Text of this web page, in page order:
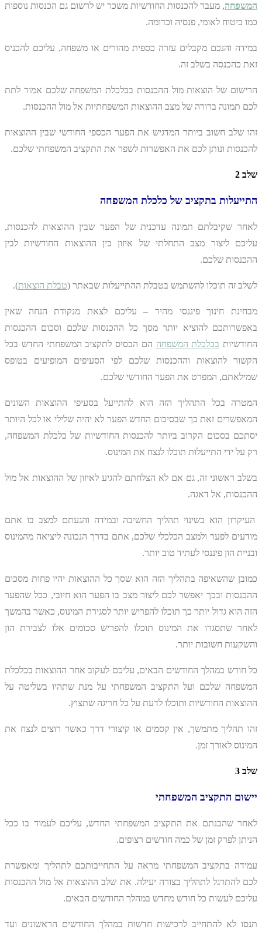
המשפחה, מעבר להכנסות החודשיות משכר יש לרשום גם הכנסות נוספות
כמו ביטוח לאומי, פנסיה וכדומה.
במידה והנכם מקבלים עזרה כספית מהורים או משפחה, עליכם להכניס
זאת כהכנסה בשלב זה.
הרישום של הוצאות מול ההכנסות בכלכלת המשפחה שלכם אמור לתת
לכם תמונה ברורה של מצב ההוצאות המשפחתיות אל מול ההכנסות.
זהו שלב חשוב ביותר המדגיש את הפער הכספי החודשי שבין ההוצאות
להכנסות ונותן לכם את האפשרות לשפר את התקציב המשפחתי שלכם.
שלב 2
התייעלות בתקציב של כלכלת המשפחה
לאחר שקיבלתם תמונה עדכנית של הפער שבין ההוצאות להכנסות,
עליכם ליצור מצב התחלתי של איזון בין ההוצאות החודשיות לבין
ההכנסות שלכם.
לשלב זה תוכלו להשתמש בטבלת ההתייעלות שבאתר (טבלת הוצאות).
מבחינת חינוך פיננסי מהיר – עליכם לצאת מנקודת הנחה שאין
באפשרותכם להוציא יותר מסך כל ההכנסות שלכם וסכום ההכנסות
החודשיות בכלכלת המשפחה הם הבסיס לתקציב המשפחתי החדש בכל
הקשור להוצאות וההכנסות שלכם לפי הסעיפים המופיעים בטופס
שמילאתם, המפרט את הפער החודשי שלכם.
המטרה בכל התהליך הזה הוא להתייעל בסעיפי ההוצאות השונים
המאפשרים זאת כך שבסיכום החדש הפער לא יהיה שלילי או לכל היותר
יסתכם בסכום הקרוב ביותר להכנסות החודשיות של כלכלת המשפחה,
רק על ידי התייעלות תוכלו לנצח את המינוס.
בשלב ראשוני זה, גם אם לא הצלחתם להגיע לאיזון של ההוצאות אל מול
ההכנסות, אל דאגה.
העיקרון הוא בשינוי תהליך החשיבה ובמידה והגעתם למצב בו אתם
מודעים לפער ולמצב הכלכלי שלכם, אתם בדרך הנכונה ליציאה מהמינוס
ובניית הון פיננסי לעתיד טוב יותר.
כמובן שהשאיפה בתהליך הזה הוא שסך כל ההוצאות יהיו פחות מסכום
ההכנסות ובכך יאפשר לכם ליצור מצב בו הפער הוא חיובי, ככל שהפער
הזה הוא גדול יותר כך תוכלו להפריש יותר לסגירת המינוס, כאשר בהמשך
לאחר שתסגרו את המינוס תוכלו להפריש סכומים אלו לצבירת הון
והשקעות חשובות יותר.
כל חודש במהלך החודשים הבאים, עליכם לעקוב אחר ההוצאות בכלכלת
המשפחה שלכם ועל התקציב המשפחתי על מנת שתהיו בשליטה על
ההוצאות החודשיות ותוכלו לדעת על כל חריגה שתצוץ.
זהו תהליך מתמשך, אין קסמים או קיצורי דרך כאשר רוצים לנצח את
המינוס לאורך זמן.
שלב 3
יישום התקציב המשפחתי
לאחר שהכנתם את התקציב המשפחתי החדש, עליכם לעמוד בו ככל
הניתן לפרק זמן של כמה חודשים רצופים.
עמידה בתקציב המשפחתי מראה על התחייבותכם לתהליך ומאפשרת
לכם להתרגל לתהליך בצורה יעילה. את שלב ההוצאות אל מול ההכנסות
עליכם לעשות כל חודש מחדש במהלך החודשים הבאים.
תנסו לא להתחייב לרכישות חדשות במהלך החודשים הראשונים ועד